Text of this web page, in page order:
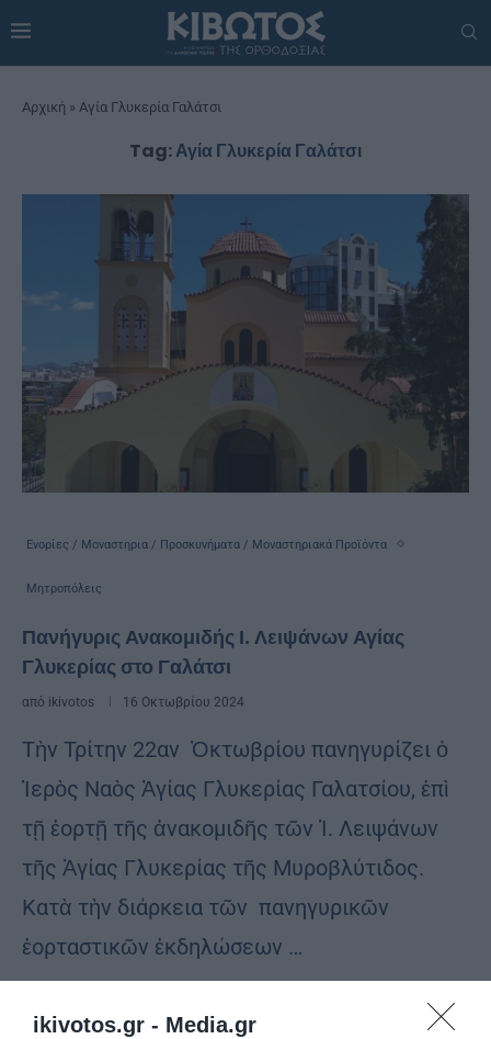
ikivotos.gr - Media.gr
Αρχική » Αγία Γλυκερία Γαλάτσι
Tag:Αγία Γλυκερία Γαλάτσι
Ενορίες / Μοναστηρια / Προσκυνήματα / Μοναστηριακά Προϊόντα
Μητροπόλεις
Πανήγυρις Ανακομιδής Ι. Λειψάνων Αγίας
Γλυκερίας στο Γαλάτσι
από ikivotos 16 Οκτωβρίου 2024
Τὴν Τρίτην 22αν Ὀκτωβρίου πανηγυρίζει ὁ
Ἱερὸς Ναὸς Ἁγίας Γλυκερίας Γαλατσίου, ἐπὶ
τῇ ἑορτῇ τῆς ἀνακομιδῆς τῶν Ἱ. Λειψάνων
τῆς Ἁγίας Γλυκερίας τῆς Μυροβλύτιδος.
Κατὰ τὴν διάρκεια τῶν πανηγυρικῶν
ἑορταστικῶν ἐκδηλώσεων …